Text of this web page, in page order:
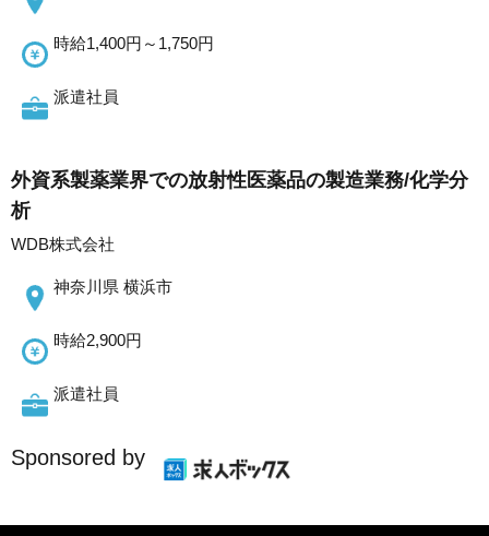
時給1,400円～1,750円
派遣社員
外資系製薬業界での放射性医薬品の製造業務/化学分
析
WDB株式会社
神奈川県 横浜市
時給2,900円
派遣社員
Sponsored by